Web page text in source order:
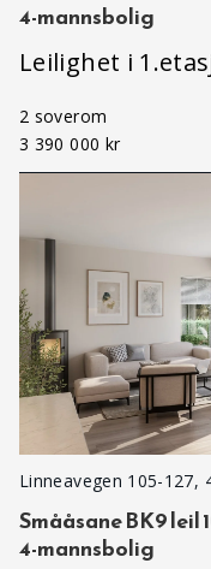
4-mannsbolig
Leilighet i
2 soverom
3 390 000 kr
Linneavegen 105-127,
Smååsane BK9 leil
4-mannsbolig